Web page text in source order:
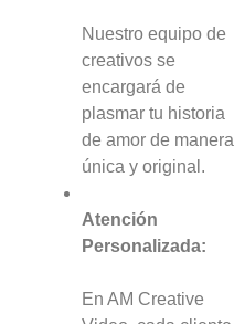
Nuestro equipo de
creativos se
encargará de
plasmar tu historia
de amor de manera
única y original.
Atención
Personalizada:
En AM Creative